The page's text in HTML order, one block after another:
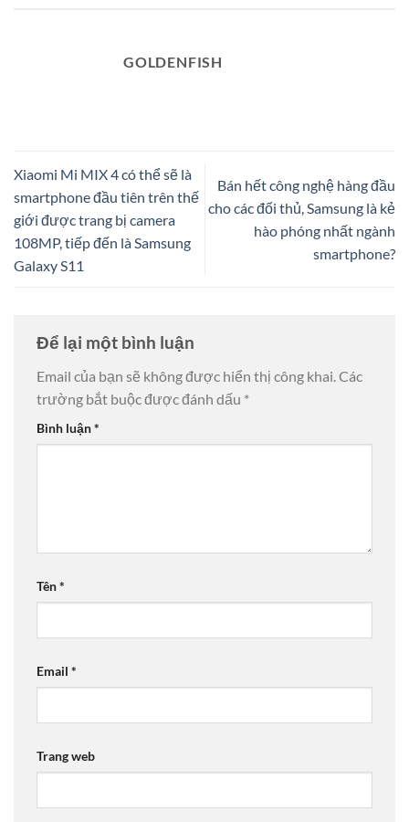
GOLDENFISH
Xiaomi Mi MIX 4 có thể sẽ là
smartphone đầu tiên trên thế
giới được trang bị camera
108MP, tiếp đến là Samsung
Galaxy S11
Bán hết công nghệ hàng đầu
cho các đối thủ, Samsung là kẻ
hào phóng nhất ngành
smartphone?
Để lại một bình luận
Email của bạn sẽ không được hiển thị công khai.Các
trường bắt buộc được đánh dấu *
Bình luận*
Tên*
Email *
Trang web